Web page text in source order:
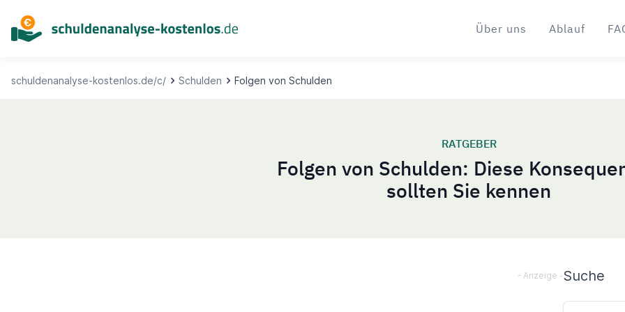
springen
Über uns Ablauf
schuldenanalyse-kostenlos.de/c/ Schulden Folgen von Schulden
RATGEBER
Folgen von Schulden: Diese
sollten Sie kennen
Sidebar
Suche